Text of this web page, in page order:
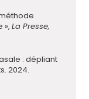
», La Presse,
: dépliant
2024.